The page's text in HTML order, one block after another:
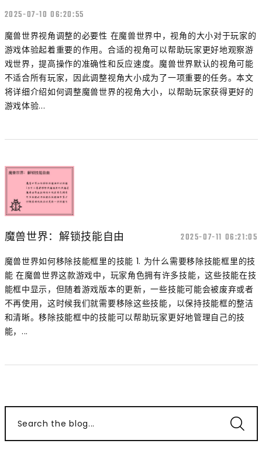
2025-07-10 06:20:55
魔兽世界视角调整的必要性 在魔兽世界中，视角的大小对于玩家的
游戏体验起着重要的作用。合适的视角可以帮助玩家更好地观察游
戏世界，提高操作的准确性和反应速度。魔兽世界默认的视角可能
不适合所有玩家，因此调整视角大小成为了一项重要的任务。本文
将详细介绍如何调整魔兽世界的视角大小，以帮助玩家获得更好的
游戏体验...
魔兽世界：解锁技能自由 2025-07-11 06:21:05
魔兽世界如何移除技能框里的技能 1. 为什么需要移除技能框里的技
能 在魔兽世界这款游戏中，玩家角色拥有许多技能，这些技能在技
能框中显示，但随着游戏版本的更新，一些技能可能会被废弃或者
不再使用，这时候我们就需要移除这些技能，以保持技能框的整洁
和清晰。移除技能框中的技能可以帮助玩家更好地管理自己的技
能，...
Search the blog...